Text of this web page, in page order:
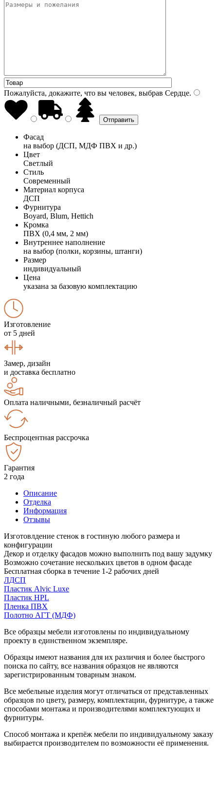
Пожалуйста, докажите, что вы человек, выбрав Сердце.
Фасад
на выбор (ДСП, МДФ ПВХ и др.)
Цвет
Светлый
Стиль
Современный
Материал корпуса
ДСП
Фурнитура
Boyard, Blum, Hettich
Кромка
ПВХ (0,4 мм, 2 мм)
Внутреннее наполнение
на выбор (полки, корзины, штанги)
Размер
индивидуальный
Цена
указана за базовую комплектацию
Изготовление
от 5 дней
Замер, дизайн
и доставка бесплатно
Оплата наличными, безналичный расчёт
Беспроцентная рассрочка
Гарантия
2 года
Описание
Отделка
Информация
Отзывы
Изготовлдение стенок в гостиную любого размера и
конфигурации
Декор и отделку фасадов можно выполнить под вашу задумку
Возможно сочетание нескольких цветов в одном фасаде
Бесплатная сборка в течение 1-2 рабочих дней
ЛДСП
Пластик Alvic Luxe
Пластик HPL
Пленка ПВХ
Полотно АГТ (МДФ)
Все образцы мебели изготовлены по индивидуальному
проекту в единственном экземпляре.
Образцы имеют названия для их различия и более быстрого
поиска по сайту, все названия образцов не являются
зарегистрированным товарным знаком.
Все мебельные изделия могут отличаться от представленных
образцов по цвету, размеру, комплектации, фурнитуре, а также
способами монтажа и производителями комплектующих и
фурнитуры.
Способ монтажа и крепёж мебели по индивидуальному заказу
выбирается производителем по возможности её применения.